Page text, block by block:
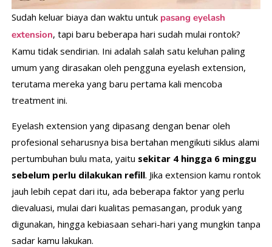
Sudah keluar biaya dan waktu untuk pasang eyelash
extension, tapi baru beberapa hari sudah mulai rontok?
Kamu tidak sendirian. Ini adalah salah satu keluhan paling
umum yang dirasakan oleh pengguna eyelash extension,
terutama mereka yang baru pertama kali mencoba
treatment ini.
Eyelash extension yang dipasang dengan benar oleh
profesional seharusnya bisa bertahan mengikuti siklus alami
pertumbuhan bulu mata, yaitu sekitar 4 hingga 6 minggu
sebelum perlu dilakukan refill. Jika extension kamu rontok
jauh lebih cepat dari itu, ada beberapa faktor yang perlu
dievaluasi, mulai dari kualitas pemasangan, produk yang
digunakan, hingga kebiasaan sehari-hari yang mungkin tanpa
sadar kamu lakukan.